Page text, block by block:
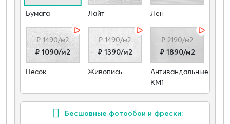
Бумага Лайт Лен
₽ 1490/м2
₽ 1090/м2
Песок
₽ 1490/м2
₽ 1390/м2
Живопись
₽ 2190/м2
₽ 1890/м2
Антивандальные
КМ1
Бесшовные фотообои и фрески: